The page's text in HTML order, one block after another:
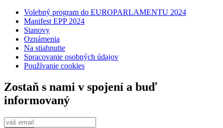
Volebný program do EUROPARLAMENTU 2024
Manifest EPP 2024
Stanovy
Oznámenia
Na stiahnutie
Spracovanie osobných údajov
Používanie cookies
Zostaň s nami v spojení a buď
informovaný